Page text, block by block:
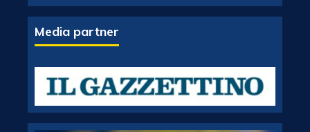
Media partner